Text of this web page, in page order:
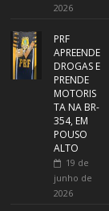
2026
PRF
APREENDE
DROGAS E
PRENDE
MOTORIS
TA NA BR-
354, EM
POUSO
ALTO
19 de
junho de
2026